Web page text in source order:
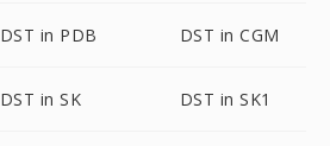
DST in PDB DST in CGM
DST in SK DST in SK1